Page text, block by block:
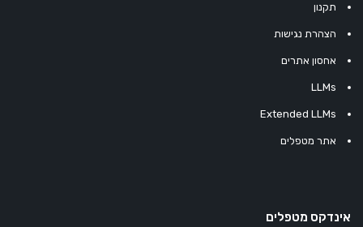
תקנון
הצהרת נגישות
אחסון אתרים
LLMs
Extended LLMs
אתר מטפלים
אינדקס מטפלים